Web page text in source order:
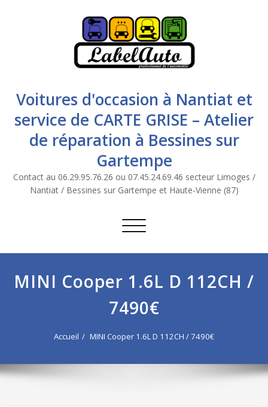
Voitures d'occasion à Nantiat et
service de CARTE GRISE – Atelier
de réparation à Bessines sur
Gartempe
Contact au 06.29.95.76.26 ou 07.45.24.69.46 secteur Limoges /
Nantiat / Bessines sur Gartempe et Haute-Vienne (87)
Afficher/masquer la navigation
MINI Cooper 1.6L D 112CH /
7490€
Accueil MINI Cooper 1.6L D 112CH / 7490€